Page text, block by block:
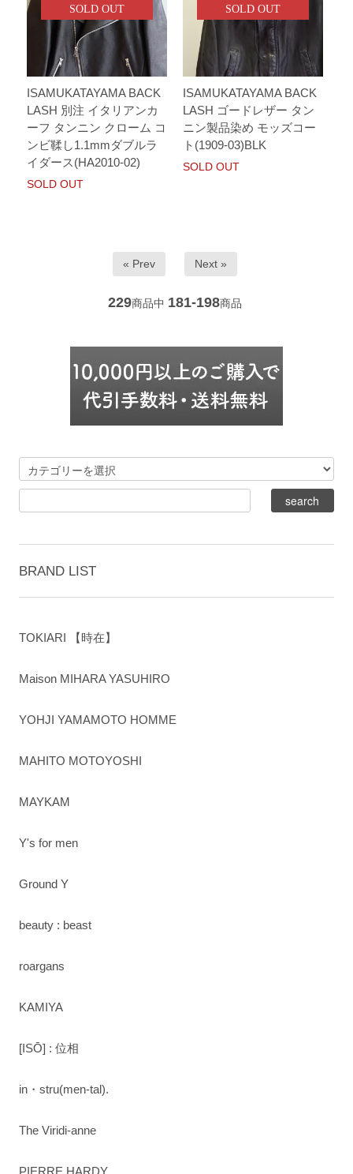
SOLD OUT
ISAMUKATAYAMA BACK
LASH 別注 イタリアンカ
ーフ タンニン クローム コ
ンビ鞣し1.1mmダブルラ
イダース(HA2010-02)
SOLD OUT
SOLD OUT
ISAMUKATAYAMA BACK
LASH ゴードレザー タン
ニン製品染め モッズコー
ト(1909-03)BLK
SOLD OUT
« Prev Next »
229商品中 181-198商品
BRAND LIST
TOKIARI 【時在】
Maison MIHARA YASUHIRO
YOHJI YAMAMOTO HOMME
MAHITO MOTOYOSHI
MAYKAM
Y's for men
Ground Y
beauty : beast
roargans
KAMIYA
[ISŌ] : 位相
in・stru(men-tal).
The Viridi-anne